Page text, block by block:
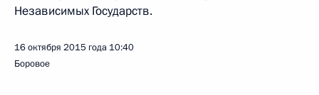
Независимых Государств.
16 октября 2015 года 10:40
Боровое